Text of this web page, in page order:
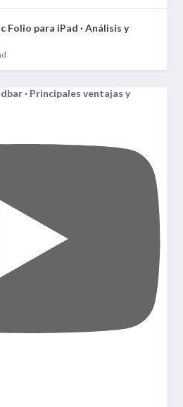
Folio para iPad · Análisis y
· Principales ventajas y